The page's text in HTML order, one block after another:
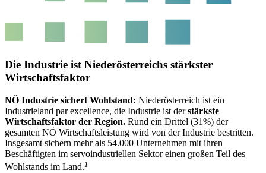
Die Industrie ist Niederösterreichs stärkster
Wirtschaftsfaktor
NÖ Industrie sichert Wohlstand: Niederösterreich ist ein
Industrieland par excellence, die Industrie ist derstärkste
Wirtschaftsfaktor der Region. Rund ein Drittel (31%) der
gesamten NÖ Wirtschaftsleistung wird von der Industrie bestritten.
Insgesamt sichern mehr als 54.000 Unternehmen mit ihren
Beschäftigten im servoindustriellen Sektor einen großen Teil des
Wohlstands im Land.1